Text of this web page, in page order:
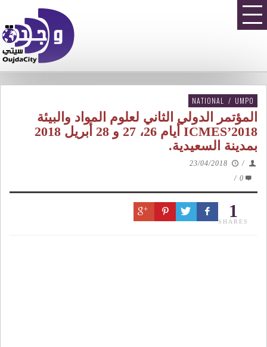
NATIONAL / UMPO
المؤتمر الدولي الثاني لعلوم المواد والبيئة
ICMES’2018 أيام 26، 27 و 28 أبريل 2018
بمدينة السعيدية.
/
23/04/2018
0
/
1
SHARES